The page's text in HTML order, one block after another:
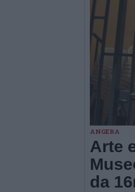
ANGERA
Arte
da